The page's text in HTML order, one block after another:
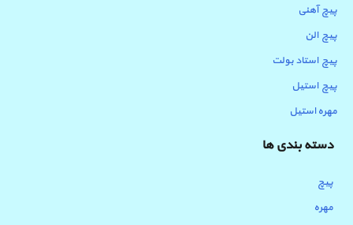
پیچ آهنی
پیچ الن
پیچ استاد بولت
پیچ استیل
مهره استیل
دسته بندی ها
پیچ
مهره